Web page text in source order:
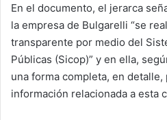
En el documento, el jerarca
la empresa de Bulgarelli “se
transparente por medio del
Públicas (Sicop)” y en ella,
una forma completa, en
información relacionada a esta